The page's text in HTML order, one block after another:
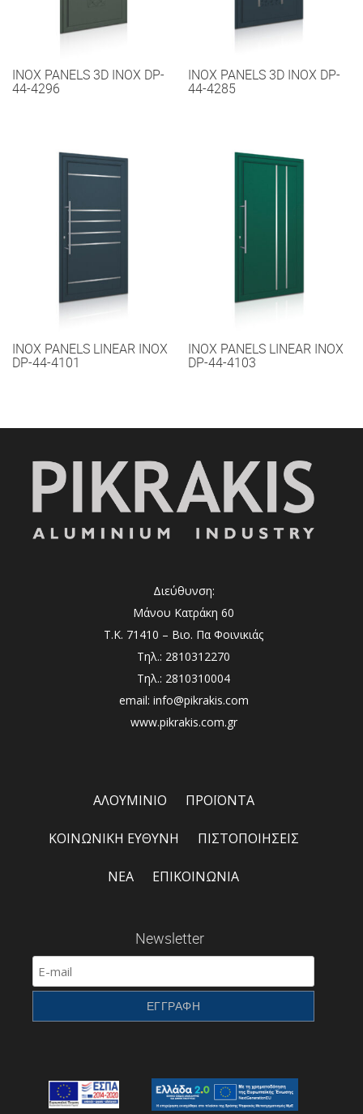
INOX PANELS 3D INOX DP-
44-4296
INOX PANELS 3D INOX DP-
44-4285
INOX PANELS LINEAR INOX
DP-44-4101
INOX PANELS LINEAR INOX
DP-44-4103
Διεύθυνση:
Μάνου Κατράκη 60
Τ.Κ. 71410 – Βιο. Πα Φοινικιάς
Τηλ.: 2810312270
Τηλ.: 2810310004
email: info@pikrakis.com
www.pikrakis.com.gr
ΑΛΟΥΜΙΝΙΟ ΠΡΟΪΟΝΤΑ
ΚΟΙΝΩΝΙΚΗ ΕΥΘΥΝΗ ΠΙΣΤΟΠΟΙΗΣΕΙΣ
ΝΕΑ ΕΠΙΚΟΙΝΩΝΙΑ
Newsletter